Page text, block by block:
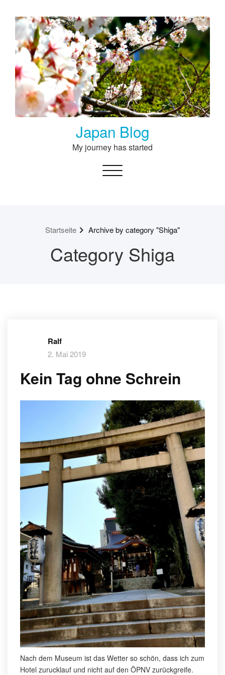
content
Japan Blog
My journey has started
Toggle navigation
Startseite Archive by category "Shiga"
Category Shiga
Ralf
2. Mai 2019
Kein Tag ohne Schrein
Nach dem Museum ist das Wetter so schön, dass ich zum
Hotel zurucklauf und nicht auf den ÖPNV zurückgreife.